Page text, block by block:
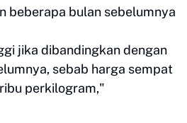
beberapa bulan sebelumnya
jika dibandingkan dengan
sebab harga sempat
perkilogram,"